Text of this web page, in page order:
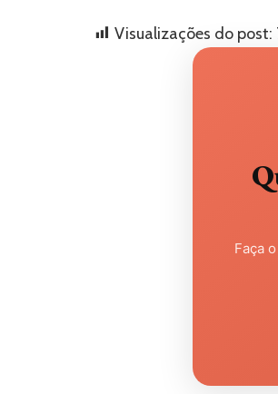
Visualizações do post:
Faça